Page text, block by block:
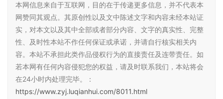
本网信息来自于互联网，目的在于传递更多信息，并不代表本
网赞同其观点。其原创性以及文中陈述文字和内容未经本站证
实，对本文以及其中全部或者部分内容、文字的真实性、完整
性、及时性本站不作任何保证或承诺，并请自行核实相关内
容。本站不承担此类作品侵权行为的直接责任及连带责任。如
若本网有任何内容侵犯您的权益，请及时联系我们，本站将会
在24小时内处理完毕。：
https://www.zyj.luqianhui.com/8011.html